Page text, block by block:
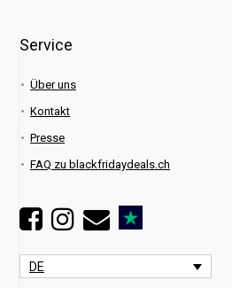
Service
Über uns
Kontakt
Presse
FAQ zu blackfridaydeals.ch
DE